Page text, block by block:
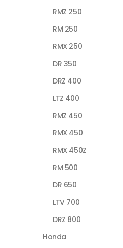
RMZ 250
RM 250
RMX 250
DR 350
DRZ 400
LTZ 400
RMZ 450
RMX 450
RMX 450Z
RM 500
DR 650
LTV 700
DRZ 800
Honda